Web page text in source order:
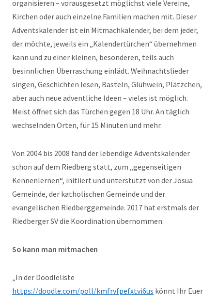
organisieren – vorausgesetzt möglichst viele Vereine,
Kirchen oder auch einzelne Familien machen mit. Dieser
Adventskalender ist ein Mitmachkalender, bei dem jeder,
der möchte, jeweils ein „Kalendertürchen“ übernehmen
kann und zu einer kleinen, besonderen, teils auch
besinnlichen Überraschung einlädt. Weihnachtslieder
singen, Geschichten lesen, Basteln, Glühwein, Plätzchen,
aber auch neue adventliche Ideen – vieles ist möglich.
Meist öffnet sich das Türchen gegen 18 Uhr. An täglich
wechselnden Orten, für 15 Minuten und mehr.
Von 2004 bis 2008 fand der lebendige Adventskalender
schon auf dem Riedberg statt, zum „gegenseitigen
Kennenlernen“, initiiert und unterstützt von der Josua
Gemeinde, der katholischen Gemeinde und der
evangelischen Riedberggemeinde. 2017 hat erstmals der
Riedberger SV die Koordination übernommen.
So kann man mitmachen
„In der Doodleliste
https://doodle.com/poll/kmfrvfpefxtvi6us könnt Ihr Euer